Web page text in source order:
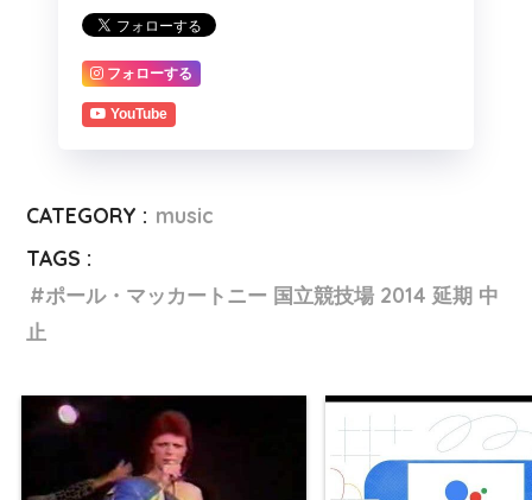
フォローする
YouTube
CATEGORY : music
TAGS :
ポール・マッカートニー 国立競技場 2014 延期 中
止